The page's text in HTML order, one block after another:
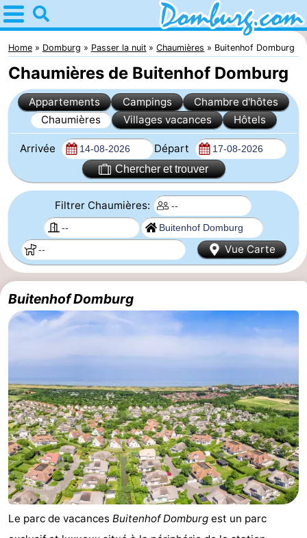
Home
Domburg
Astuces
Avec
enfants
Webcam
Webcam
la
nuit
Appartements
-
Park
Loverendale
-
Wijngaerde
Chambre
d'hôtes
Chaumières
-
Buitenhof
Domburg
-
Hof
-
Home Domburg Passer la nuit Chaumières Buitenhof Domburg
Chaumières de Buitenhof Domburg
Appartements Campings
Chambre d'hôtes
Chaumières
Villages vacances Hôtels
Arrivée Départ
Chercher et trouver
Filtrer Chaumières:
Vue Carte
Buitenhof Domburg
Le parc de vacances Buitenhof Domburg est un parc